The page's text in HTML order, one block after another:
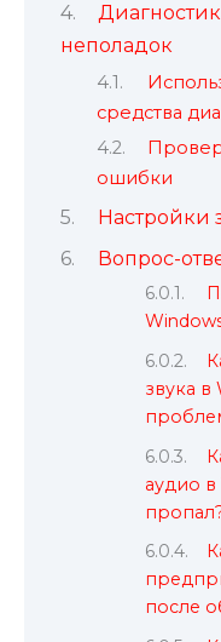
неполадок
средства
ошибки
Настройки
Вопрос-
звука в
аудио в
после